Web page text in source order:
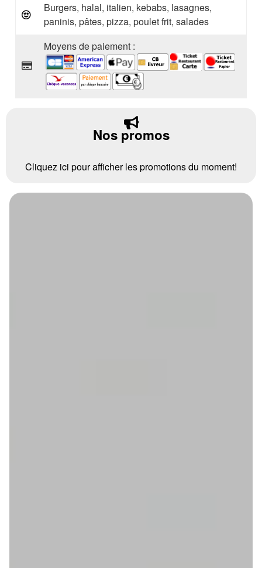
Burgers, halal, italien, kebabs, lasagnes,
paninis, pâtes, pizza, poulet frit, salades
Moyens de paiement :
Nos promos
Cliquez ici pour afficher les promotions du moment!